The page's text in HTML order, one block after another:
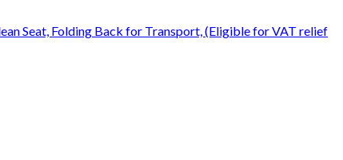
Seat, Folding Back for Transport, (Eligible for VAT relief